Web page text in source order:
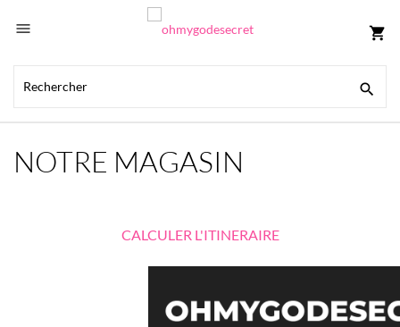
 shopping_cart

NOTRE MAGASIN
CALCULER L'ITINERAIRE